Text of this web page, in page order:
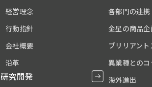
経営理念
行動指針
会社概要
沿革
研究開発
各部門の連携
金星の商品
ブリリアン
異業種とのコ
海外進出